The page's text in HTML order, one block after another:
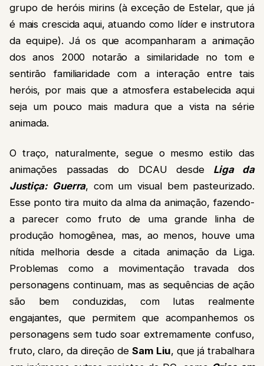
grupo de heróis mirins (à exceção de Estelar, que já
é mais crescida aqui, atuando como líder e instrutora
da equipe). Já os que acompanharam a animação
dos anos 2000 notarão a similaridade no tom e
sentirão familiaridade com a interação entre tais
heróis, por mais que a atmosfera estabelecida aqui
seja um pouco mais madura que a vista na série
animada.
O traço, naturalmente, segue o mesmo estilo das
animações passadas do DCAU desde Liga da
Justiça: Guerra, com um visual bem pasteurizado.
Esse ponto tira muito da alma da animação, fazendo-
a parecer como fruto de uma grande linha de
produção homogênea, mas, ao menos, houve uma
nítida melhoria desde a citada animação da Liga.
Problemas como a movimentação travada dos
personagens continuam, mas as sequências de ação
são bem conduzidas, com lutas realmente
engajantes, que permitem que acompanhemos os
personagens sem tudo soar extremamente confuso,
fruto, claro, da direção de Sam Liu, que já trabalhara